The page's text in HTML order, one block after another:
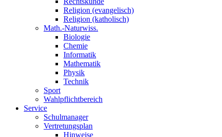
Religion (evangelisch)
Religion (katholisch)
Math.-Naturwiss.
Biologie
Chemie
Informatik
Mathematik
Physik
Technik
Sport
Wahlpflichtbereich
Service
Schulmanager
Vertretungsplan
Hinweise